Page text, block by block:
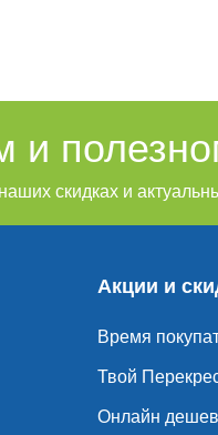
и
скидках и
Акции и
Время
Твой
Онлайн